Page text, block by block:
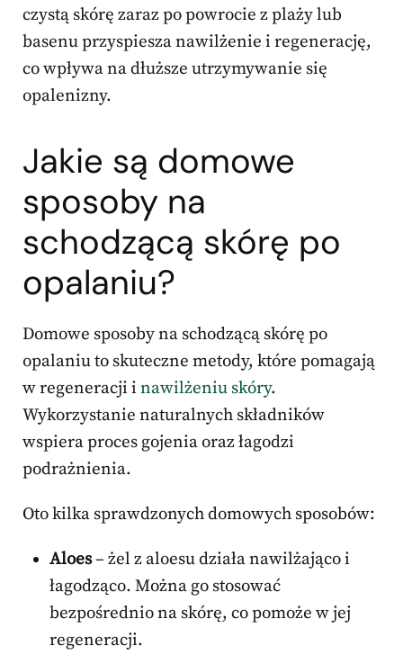
czystą skórę zaraz po powrocie z plaży lub
basenu przyspiesza nawilżenie i regenerację,
co wpływa na dłuższe utrzymywanie się
opalenizny.
Jakie są domowe
sposoby na
schodzącą skórę po
opalaniu?
Domowe sposoby na schodzącą skórę po
opalaniu to skuteczne metody, które pomagają
w regeneracji i nawilżeniu skóry.
Wykorzystanie naturalnych składników
wspiera proces gojenia oraz łagodzi
podrażnienia.
Oto kilka sprawdzonych domowych sposobów:
Aloes– żel z aloesu działa nawilżająco i
łagodząco. Można go stosować
bezpośrednio na skórę, co pomoże w jej
regeneracji.